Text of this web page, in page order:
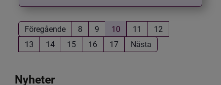
Föregående 8 9 10 11
12
13
14 15 16 17 Nästa
Nyheter